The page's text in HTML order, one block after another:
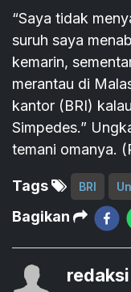
“Saya tidak
suruh saya
kemarin,
merantau di
kantor (BRI)
Simpedes.”
temani omanya.
Tags BRI
Bagikan
redaksi